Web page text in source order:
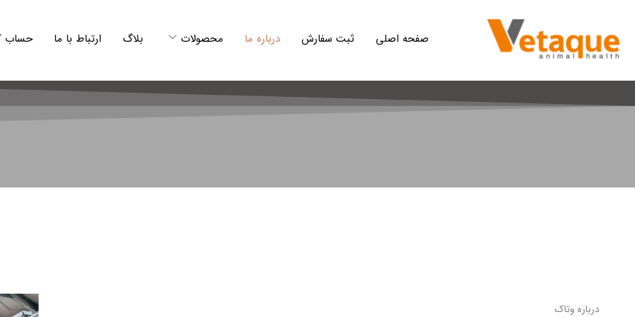
محتوا
صفحه اصلی ثبت سفارش درباره ما محصولات بلاگ ارتباط با ما حساب
درباره وتاک